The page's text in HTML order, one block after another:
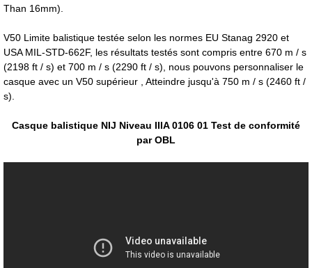
Than 16mm).
V50 Limite balistique testée selon les normes EU Stanag 2920 et
USA MIL-STD-662F, les résultats testés sont compris entre 670 m / s
(2198 ft / s) et 700 m / s (2290 ft / s), nous pouvons personnaliser le
casque avec un V50 supérieur , Atteindre jusqu'à 750 m / s (2460 ft /
s).
Casque balistique NIJ Niveau IIIA 0106 01 Test de conformité
par OBL